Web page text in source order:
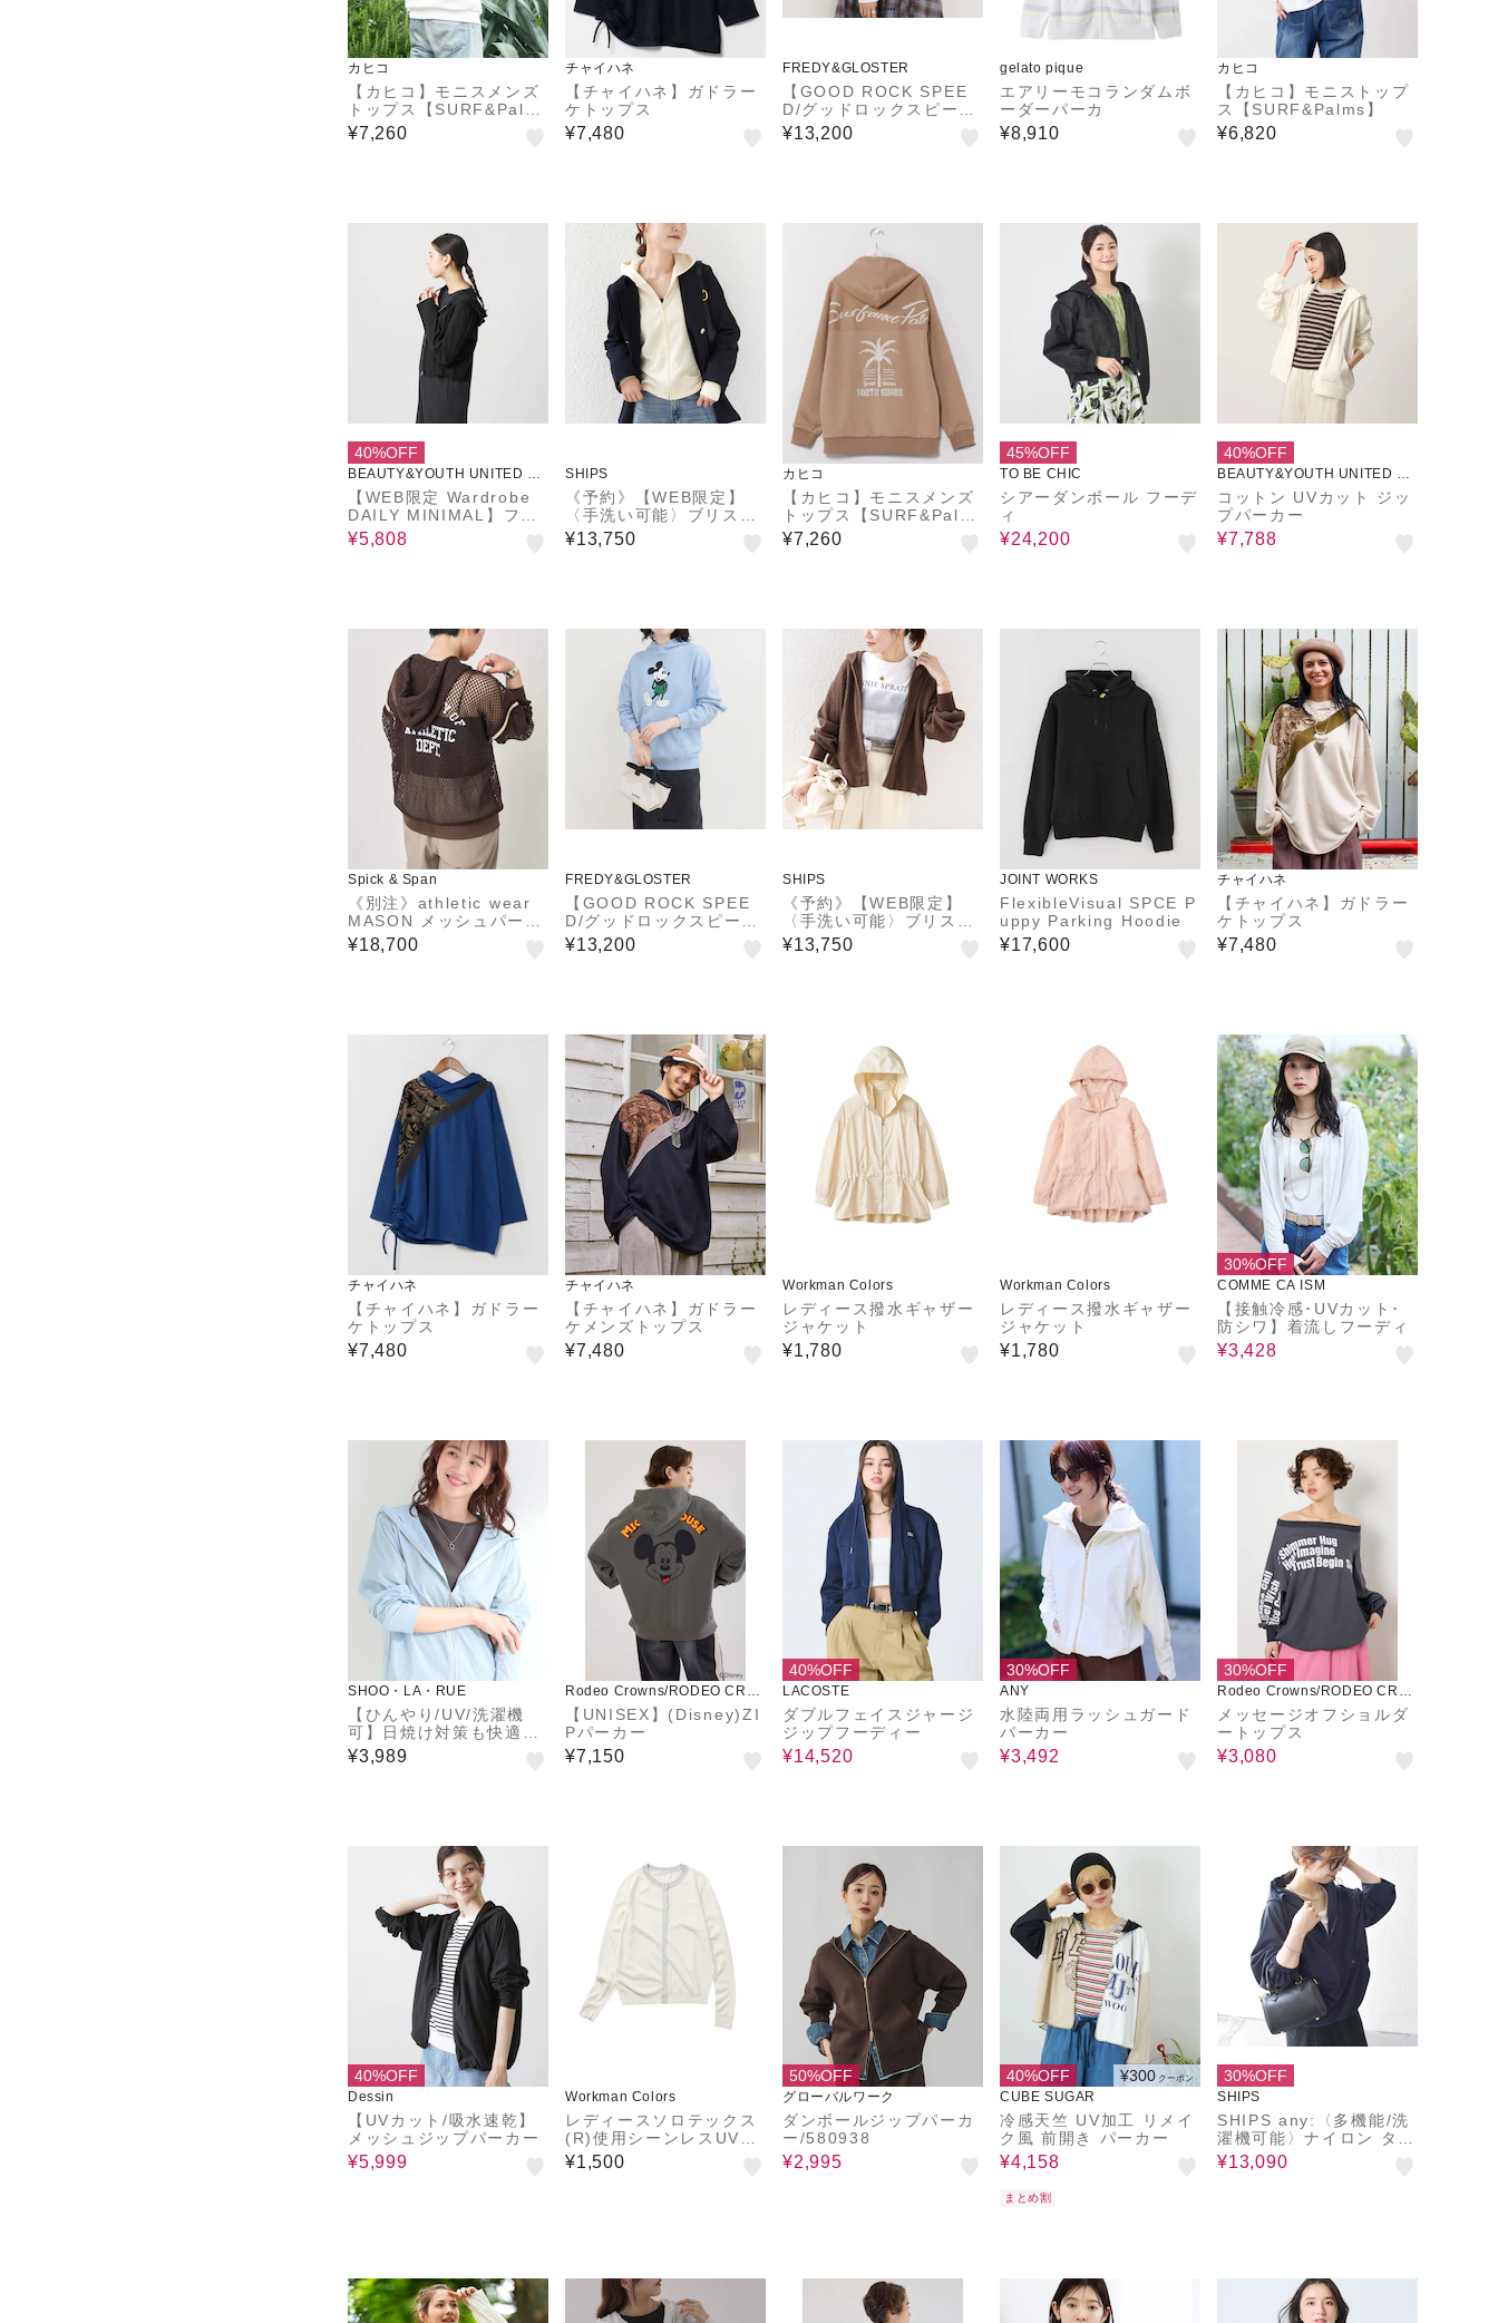
カヒコ
【カヒコ】モニスメンズ
トップス【SURF&Palm
s】
¥7,260
チャイハネ
【チャイハネ】ガドラー
ケトップス
¥7,480
FREDY&GLOSTER
【GOOD ROCK SPEE
D/グッドロックスピー
ド】MICKEYフードパー
カー
¥13,200
gelato pique
エアリーモコランダムボ
ーダーパーカ
¥8,910
カヒコ
【カヒコ】モニストップ
ス【SURF&Palms】
¥6,820
40%OFF
BEAUTY&YOUTH UNITED AR
ROWS
【WEB限定 Wardrobe
DAILY MINIMAL】フー
ドジップパーカー UVカ
ット 接触冷感 ウォッシ
¥5,808
SHIPS
《予約》【WEB限定】
〈手洗い可能〉ブリスタ
ー ジャカード 裾 ドロス
ト パーカ
¥13,750
カヒコ
【カヒコ】モニスメンズ
トップス【SURF&Palm
s】
¥7,260
45%OFF
TO BE CHIC
シアーダンボール フーデ
ィ
¥24,200
40%OFF
BEAUTY&YOUTH UNITED AR
ROWS
コットン UVカット ジッ
プパーカー
¥7,788
Spick & Span
《別注》athletic wear
MASON メッシュパーカ
ー*
¥18,700
FREDY&GLOSTER
【GOOD ROCK SPEE
D/グッドロックスピー
ド】MICKEYフードパー
カー
¥13,200
SHIPS
《予約》【WEB限定】
〈手洗い可能〉ブリスタ
ー ジャカード 裾 ドロス
ト パーカ
¥13,750
JOINT WORKS
FlexibleVisual SPCE P
uppy Parking Hoodie
¥17,600
チャイハネ
【チャイハネ】ガドラー
ケトップス
¥7,480
チャイハネ
【チャイハネ】ガドラー
ケトップス
¥7,480
チャイハネ
【チャイハネ】ガドラー
ケメンズトップス
¥7,480
Workman Colors
レディース撥水ギャザー
ジャケット
¥1,780
Workman Colors
レディース撥水ギャザー
ジャケット
¥1,780
30%OFF
COMME CA ISM
【接触冷感･UVカット･
防シワ】着流しフーディ
¥3,428
SHOO・LA・RUE
【ひんやり/UV/洗濯機
可】日焼け対策も快適に
指穴つき ジップパーカー
¥3,989
Rodeo Crowns/RODEO CRO
WNS WIDE BOWL
【UNISEX】(Disney)ZI
Pパーカー
¥7,150
40%OFF
LACOSTE
ダブルフェイスジャージ
ジップフーディー
¥14,520
30%OFF
ANY
水陸両用ラッシュガード
パーカー
¥3,492
30%OFF
Rodeo Crowns/RODEO CRO
WNS WIDE BOWL
メッセージオフショルダ
ートップス
¥3,080
40%OFF
Dessin
【UVカット/吸水速乾】
メッシュジップパーカー
¥5,999
Workman Colors
レディースソロテックス
(R)使用シーンレスUVカ
ットカーデガン
¥1,500
50%OFF
グローバルワーク
ダンボールジップパーカ
ー/580938
¥2,995
40%OFF ¥300 クーポン
CUBE SUGAR
冷感天竺 UV加工 リメイ
ク風 前開き パーカー
¥4,158
まとめ割
30%OFF
SHIPS
SHIPS any:〈多機能/洗
濯機可能〉ナイロン タス
ラン アノラック パーカ
ー
¥13,090